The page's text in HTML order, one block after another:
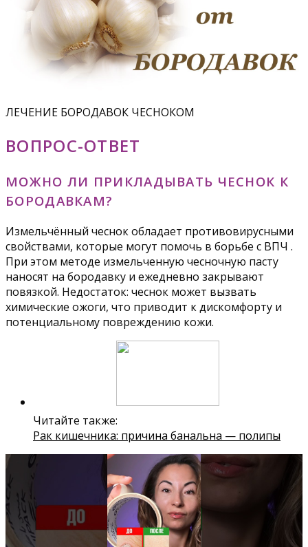
ЛЕЧЕНИЕ БОРОДАВОК ЧЕСНОКОМ
ВОПРОС-ОТВЕТ
МОЖНО ЛИ ПРИКЛАДЫВАТЬ ЧЕСНОК К
БОРОДАВКАМ?
Измельчённый чеснок обладает противовирусными
свойствами, которые могут помочь в борьбе с ВПЧ .
При этом методе измельченную чесночную пасту
наносят на бородавку и ежедневно закрывают
повязкой. Недостаток: чеснок может вызвать
химические ожоги, что приводит к дискомфорту и
потенциальному повреждению кожи.
Читайте также:
Рак кишечника: причина банальна — полипы